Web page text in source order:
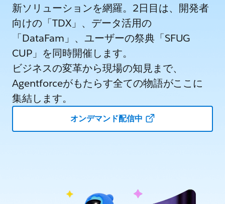
新ソリューションを網羅。2日目は、開発者
向けの「TDX」、データ活用の
「DataFam」、ユーザーの祭典「SFUG
CUP」を同時開催します。
ビジネスの変革から現場の知見まで、
Agentforceがもたらす全ての物語がここに
集結します。
オンデマンド配信中